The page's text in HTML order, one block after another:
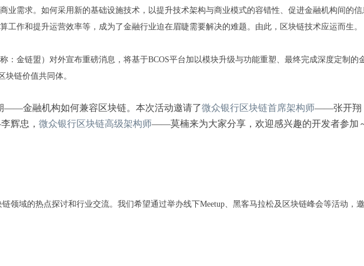
业需求。如何采用新的基础设施技术，以提升技术架构与商业模式的容错性、促进金融机构间的
工作和提升运营效率等，成为了金融行业迫在眉睫需要解决的难题。由此，区块链技术应运而生。
：金链盟）对外宣布重磅消息，将基于BCOS平台加以模块升级与功能重塑、最终完成深度定制
块链价值共同体。
——金融机构如何兼容区块链。本次活动邀请了微众银行区块链首席架构师——张开翔
辉忠， 微众银行区块链高级架构师——莫楠来为大家分享，欢迎感兴趣的开发者参加
链领域的热点探讨和行业交流。我们希望通过举办线下Meetup、黑客马拉松及区块链峰会等活动，